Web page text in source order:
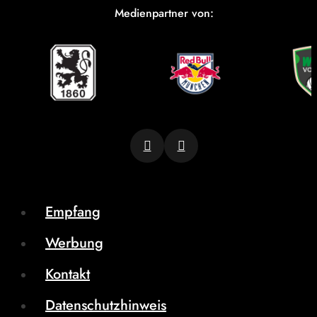
Medienpartner von:
Empfang
Werbung
Kontakt
Datenschutzhinweis